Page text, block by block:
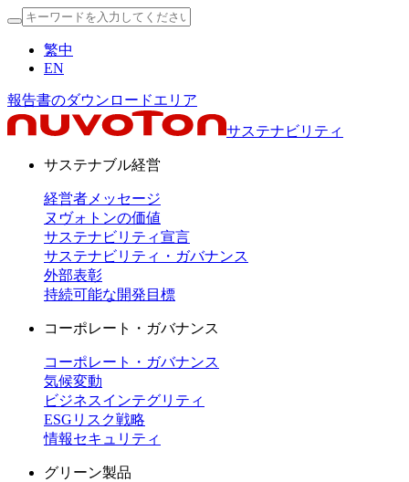
繁中
EN
報告書のダウンロードエリア
サステナビリティ
サステナブル経営
経営者メッセージ
ヌヴォトンの価値
サステナビリティ宣言
サステナビリティ・ガバナンス
外部表彰
持続可能な開発目標
コーポレート・ガバナンス
コーポレート・ガバナンス
気候変動
ビジネスインテグリティ
ESGリスク戦略
情報セキュリティ
グリーン製品